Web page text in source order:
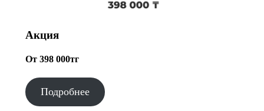
Акция
От 398 000тг
Подробнее